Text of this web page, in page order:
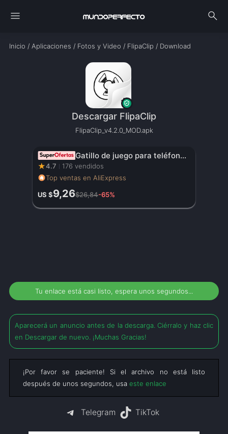
menu search
Inicio / Aplicaciones / Fotos y Video / FlipaClip / Download
Descargar FlipaClip
FlipaClip_v4.2.0_MOD.apk
Gatillo de juego para teléfono móvil JS65 para PUBG, mando de disparo, Joystick de 6 dedos para comer pollo, artefacto auxiliar L1R1, botón de llave
★4.7
176 vendidos
Top ventas en AliExpress
US $9,26$26,84-65%
Tu enlace está casi listo, espera unos segundos...
Aparecerá un anuncio antes de la descarga. Ciérralo y haz clic
en Descargar de nuevo. ¡Muchas Gracias!
¡Por favor se paciente! Si el archivo no está listo
después de unos segundos, usa este enlace
Telegram TikTok